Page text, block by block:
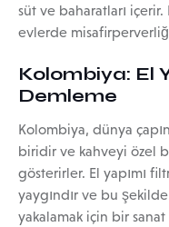
süt ve baharatları
evlerde
Kolombiya: El
Demleme
Kolombiya, dünya
biridir ve kahveyi özel
gösterirler. El yapımı
yaygındır ve bu
yakalamak için bir